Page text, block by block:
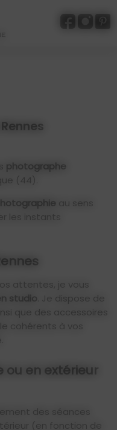
photographe
au sens
les instants
attentes, je vous
studio
. Je dispose de
cohérents à vos
ou en extérieur
des séances
(en fonction de